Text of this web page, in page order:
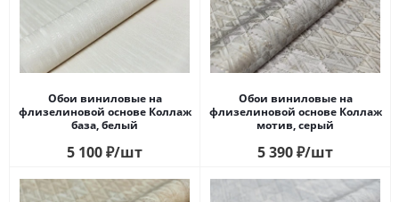
Обои виниловые на
флизелиновой основе Коллаж
база, белый
5 100₽/шт
Обои виниловые на
флизелиновой основе Коллаж
мотив, серый
5 390₽/шт